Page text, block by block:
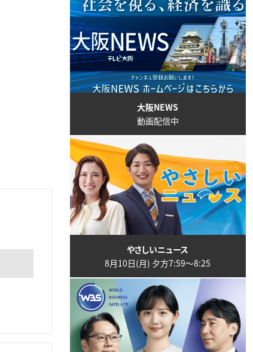
大阪NEWS
動画配信中
やさしいニュース
8月10日(月) 夕方7:59〜8:25